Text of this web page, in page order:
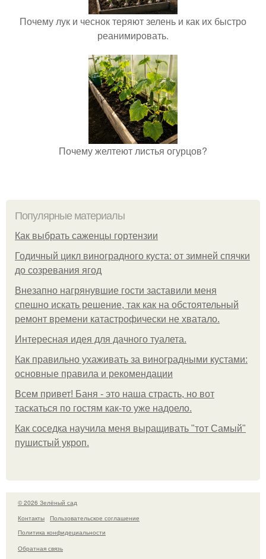
Почему лук и чеснок теряют зелень и как их быстро
реанимировать.
Почему желтеют листья огурцов?
Популярные материалы
Как выбрать саженцы гортензии
Годичный цикл виноградного куста: от зимней спячки
до созревания ягод
Внезапно нагрянувшие гости заставили меня
спешно искать решение, так как на обстоятельный
ремонт времени катастрофически не хватало.
Интересная идея для дачного туалета.
Как правильно ухаживать за виноградными кустами:
основные правила и рекомендации
Всем привет! Баня - это наша страсть, но вот
таскаться по гостям как-то уже надоело.
Как соседка научила меня выращивать "тот Самый"
пушистый укроп.
© 2026 Зелёный сад
Контакты
Пользовательское соглашение
Политика конфидециальности
Обратная связь